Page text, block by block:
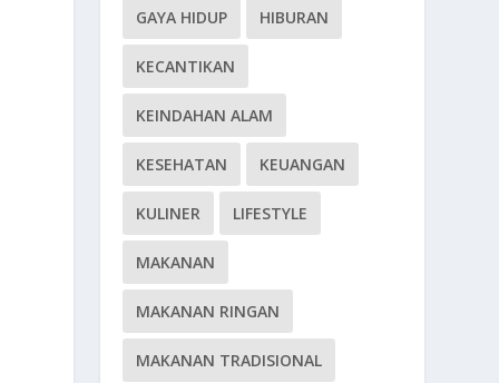
GAYA HIDUP HIBURAN
KECANTIKAN
KEINDAHAN ALAM
KESEHATAN KEUANGAN
KULINER LIFESTYLE
MAKANAN
MAKANAN RINGAN
MAKANAN TRADISIONAL